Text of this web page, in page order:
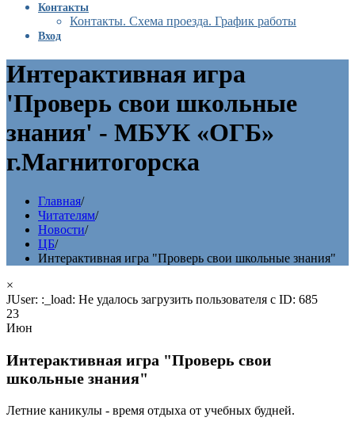
Контакты
Контакты. Схема проезда. График работы
Вход
Интерактивная игра
'Проверь свои школьные
знания' - МБУК «ОГБ»
г.Магнитогорска
Главная/
Читателям/
Новости/
ЦБ/
Интерактивная игра "Проверь свои школьные знания"
×
JUser: :_load: Не удалось загрузить пользователя с ID: 685
23
Июн
Интерактивная игра "Проверь свои
школьные знания"
Летние каникулы - время отдыха от учебных будней.